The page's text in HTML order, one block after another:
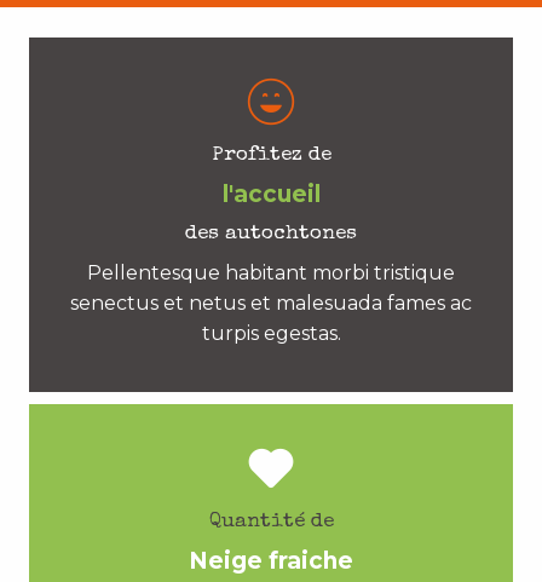
Profitez de
l'accueil
des autochtones
Pellentesque habitant morbi tristique
senectus et netus et malesuada fames ac
turpis egestas.
Quantité de
Neige fraiche